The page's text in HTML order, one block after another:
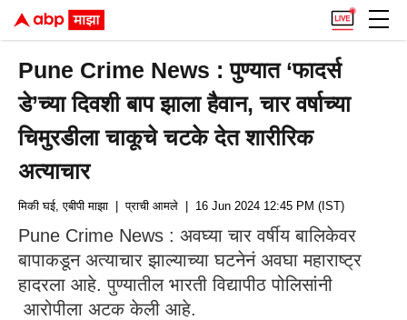
Pune Crime News : पुण्यात ‘फादर्स
डे’च्या दिवशी बाप झाला हैवान, चार वर्षाच्या
चिमुरडीला चाकूचे चटके देत शारीरिक
अत्याचार
मिकी घई, एबीपी माझा | प्राची आमले | 16 Jun 2024 12:45 PM (IST)
Pune Crime News : अवघ्या चार वर्षीय बालिकेवर
बापाकडून अत्याचार झाल्याच्या घटनेनं अवघा महाराष्ट्र
हादरला आहे. पुण्यातील भारती विद्यापीठ पोलिसांनी
आरोपीला अटक केली आहे.